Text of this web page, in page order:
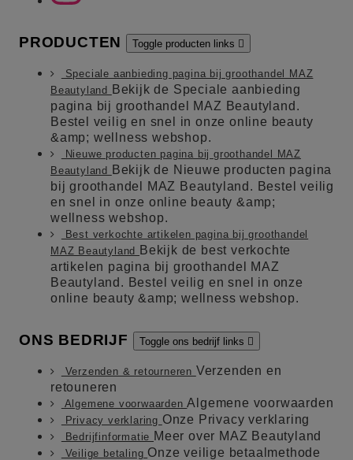
PRODUCTEN Toggle producten links 
Speciale aanbieding pagina bij groothandel MAZ
Beautyland
Bekijk de Speciale aanbieding
pagina bij groothandel MAZ Beautyland.
Bestel veilig en snel in onze online beauty
&amp; wellness webshop.
Nieuwe producten pagina bij groothandel MAZ
Beautyland
Bekijk de Nieuwe producten pagina
bij groothandel MAZ Beautyland. Bestel veilig
en snel in onze online beauty &amp;
wellness webshop.
Best verkochte artikelen pagina bij groothandel
MAZ Beautyland
Bekijk de best verkochte
artikelen pagina bij groothandel MAZ
Beautyland. Bestel veilig en snel in onze
online beauty &amp; wellness webshop.
ONS BEDRIJF Toggle ons bedrijf links 
Verzenden & retourneren Verzenden en
retouneren
Algemene voorwaardenAlgemene voorwaarden
Privacy verklaring Onze Privacy verklaring
Bedrijfinformatie Meer over MAZ Beautyland
Veilige betaling Onze veilige betaalmethode